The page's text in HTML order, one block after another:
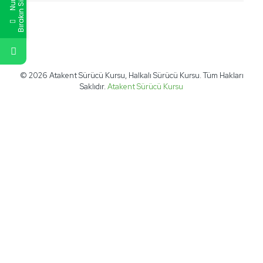
© 2026 Atakent Sürücü Kursu, Halkalı Sürücü Kursu. Tüm Hakları
Saklıdır. Atakent Sürücü Kursu